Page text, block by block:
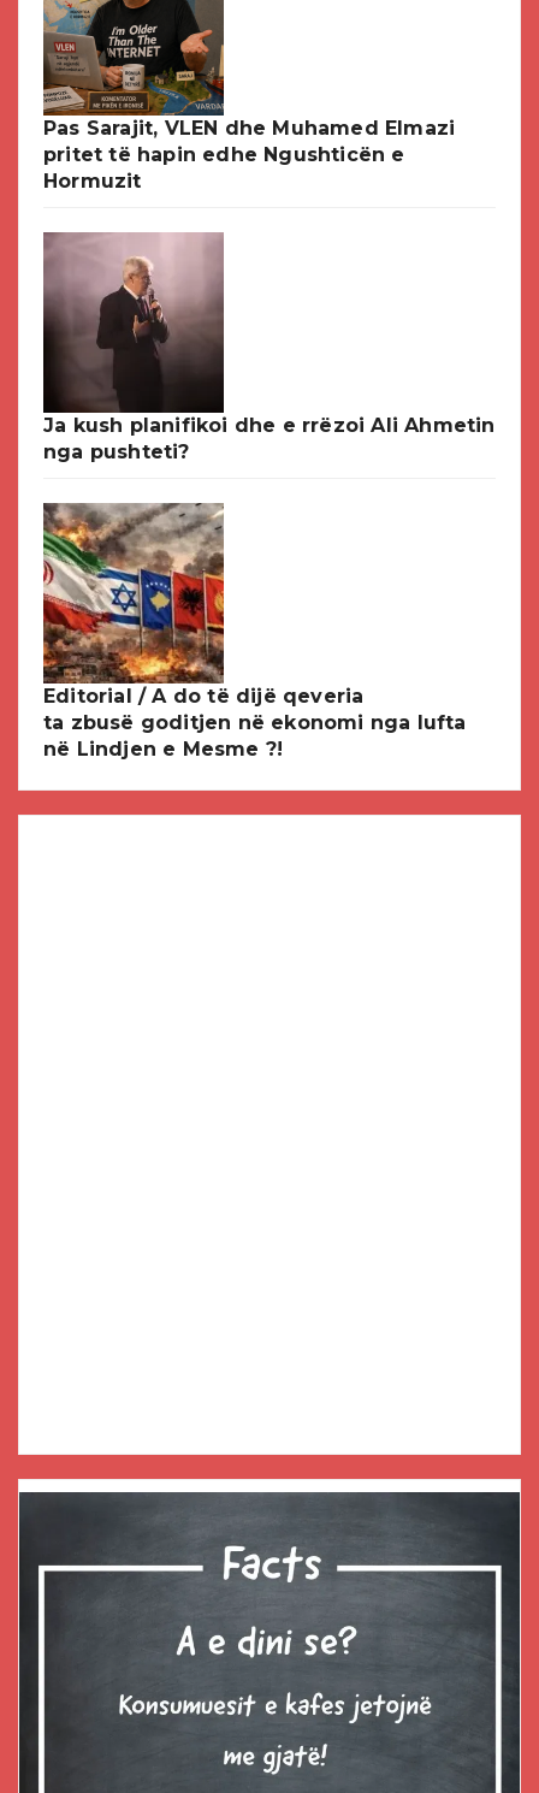
Pas Sarajit, VLEN dhe Muhamed Elmazi
pritet të hapin edhe Ngushticën e
Hormuzit
Ja kush planifikoi dhe e rrëzoi Ali Ahmetin
nga pushteti?
Editorial / A do të dijë qeveria
ta zbusë goditjen në ekonomi nga lufta
në Lindjen e Mesme ?!